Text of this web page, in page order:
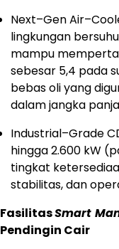
Next–Gen
lingkungan
mampu
sebesar 5,4 pada
bebas oli yang
dalam jangka
Industrial–Grade
hingga 2.600 kW
tingkat
stabilitas, dan
FasilitasSmart
Pendingin Cair